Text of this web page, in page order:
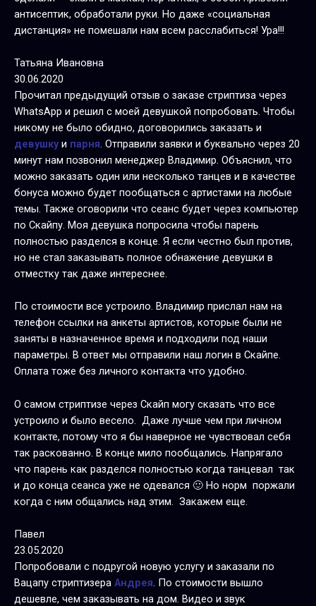
антисептик, обработали руки. Но даже «социальная
дистанция» не помешали нам всем расслабиться! Ура!!!
Татьяна Ивановна
30.06.2020
Прочитал предыдущий отзыв о заказе стриптиза через
WhatsApp и решил с моей девушкой попробовать. Чтобы
никому не было обидно, договорились заказать и
девушкуи парня. Отправили заявки и буквально через 20
минут нам позвонил менеджер Владимир. Объяснил, что
можно заказать один или несколько танцев и в качестве
бонуса можно будет пообщаться с артистами на любые
темы. Также оговорили что сеанс будет через компьютер
по Скайпу. Моя девушка попросила чтобы парень
полностью разделся в конце. Я если честно был против,
но не стал заказывать полное обнажение девушки в
отместку так даже интереснее.
По стоимости все устроило. Владимир прислал нам на
телефон ссылки на анкеты артистов, которые были не
заняты в назначенное время и подходили под наши
параметры. В ответ мы отправили наш логин в Скайпе.
Оплата тоже без личного контакта что удобно.
О самом стриптизе через Скайп могу сказать что все
устроило и было весело. Даже лучше чем при личном
контакте, потому что я бы наверное не чувствовал себя
так раскованно. В конце мило пообщались. Напрягало
что парень как разделся полностью когда танцевал так
и до конца сеанса уже не одевался 🙂 Но норм поржали
когда с ним общались над этим. Закажем еще.
Павел
23.05.2020
Попробовали с подругой новую услугу и заказали по
Вацапу стриптизера Андрея. По стоимости вышло
дешевле, чем заказывать на дом. Видео и звук